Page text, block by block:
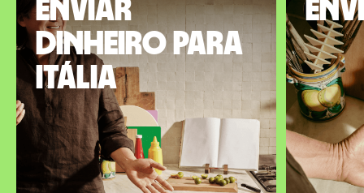
enviar
dinheiro para
Itália